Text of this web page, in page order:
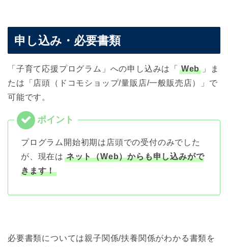
申し込み・必要書類
「子育て応援プログラム」への申し込みは「 Web
」ま
たは「店頭（ドコモショップ/量販店/一般販売店）」で
可能です。
プログラム開始初期は店頭での受付のみでした
が、現在は ネット（Web）からも申し込みがで
きます！
必要書類については親子関係/扶養関係がわかる書類を